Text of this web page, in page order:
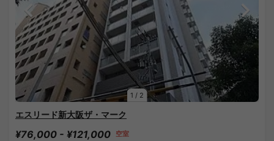
1 / 2
エスリード新大阪ザ・マーク
¥76,000 - ¥121,000 空室